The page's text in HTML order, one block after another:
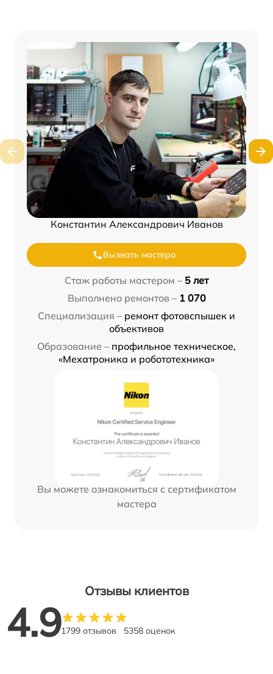
Константин Александрович Иванов
Вызвать мастера
Стаж работы мастером – 5 лет
Выполнено ремонтов – 1 070
Специализация – ремонт фотовспышек и
объективов
Образование – профильное техническое,
«Мехатроника и робототехника»
Вы можете ознакомиться с сертификатом
мастера
Отзывы клиентов
4.91799 отзывов 5358 оценок